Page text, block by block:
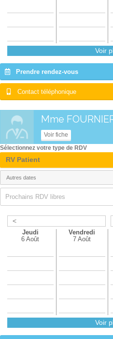
Voir
Prendre rendez-vous
Contact téléphonique
Mme
Voir fiche
<
Jeudi
6 Août
Vendredi
7 Août
Voir
Sélectionnez votre type de RDV
RV Patient
Prochains RDV libres